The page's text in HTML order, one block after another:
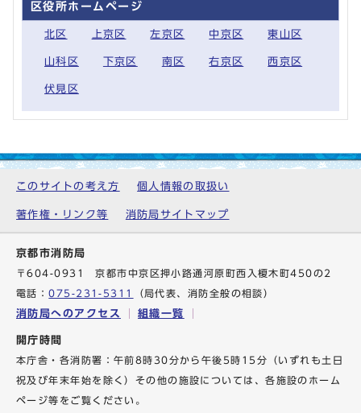
区役所ホームページ
北区 上京区 左京区 中京区 東山区
山科区 下京区 南区 右京区 西京区
伏見区
このサイトの考え方 個人情報の取扱い
著作権・リンク等 消防局サイトマップ
京都市消防局
〒604-0931 京都市中京区押小路通河原町西入榎木町450の2
電話：075-231-5311 （局代表、消防全般の相談）
消防局へのアクセス 組織一覧
開庁時間
本庁舎・各消防署：午前8時30分から午後5時15分（いずれも土日
祝及び年末年始を除く）その他の施設については、各施設のホーム
ページ等をご覧ください。